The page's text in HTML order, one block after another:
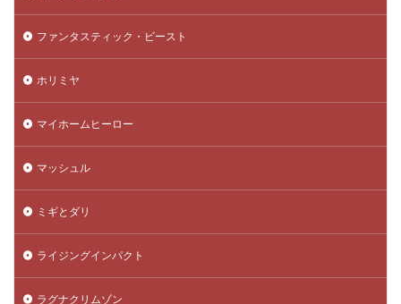
ファンタスティック・ビースト
ホリミヤ
マイホームヒーロー
マッシュル
ミギとダリ
ライジングインパクト
ラグナクリムゾン